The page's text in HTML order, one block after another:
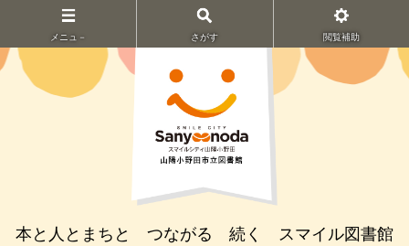
メニュ－ さがす 閲覧補助
本と人とまちと つながる 続く スマイル図書館